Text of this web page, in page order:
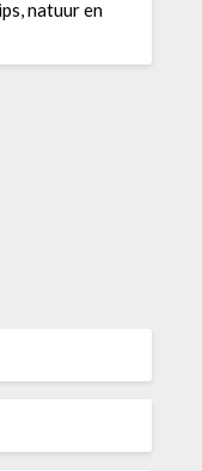
natuur en